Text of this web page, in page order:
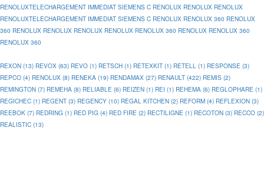
RENOLUXTELECHARGEMENT IMMEDIAT SIEMENS C RENOLUX RENOLUX RENOLUX
RENOLUXTELECHARGEMENT IMMEDIAT SIEMENS C RENOLUX RENOLUX 360 RENOLUX
360 RENOLUX RENOLUX RENOLUX RENOLUX RENOLUX 360 RENOLUX RENOLUX 360
RENOLUX 360
REXON (13) REVOX (63) REVO (1) RETSCH (1) RETEXKIT (1) RETELL (1) RESPONSE (3)
REPCO (4) RENOLUX (8) RENEKA (19) RENDAMAX (27) RENAULT (422) REMIS (2)
REMINGTON (7) REMEHA (8) RELIABLE (6) REIZEN (1) REI (1) REHEMA (6) REGLOPHARE (1)
REGICHEC (1) REGENT (3) REGENCY (10) REGAL KITCHEN (2) REFORM (4) REFLEXION (3)
REEBOK (7) REDRING (1) RED PIG (4) RED FIRE (2) RECTILIGNE (1) RECOTON (3) RECCO (2)
REALISTIC (13)